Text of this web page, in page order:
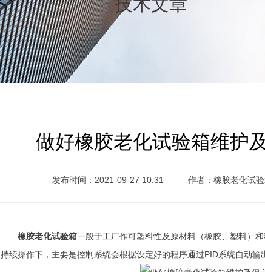
做好橡胶老化试验箱维护
发布时间：2021-09-27 10:31 作者：橡胶老化试
橡胶老化试验箱一般于工厂作可塑料性及原材料（橡胶、塑料）
持续操作下，主要是控制系统会根据设定好的程序通过PID系统自动输